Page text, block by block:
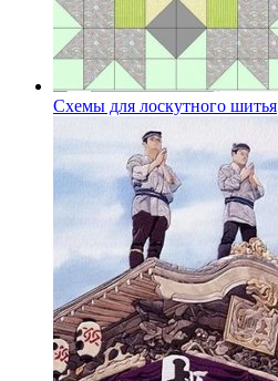
Схемы для лоскутного шитья